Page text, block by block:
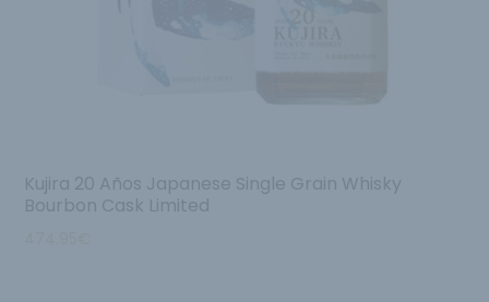
Kujira 20 Años Japanese Single Grain Whisky
Bourbon Cask Limited